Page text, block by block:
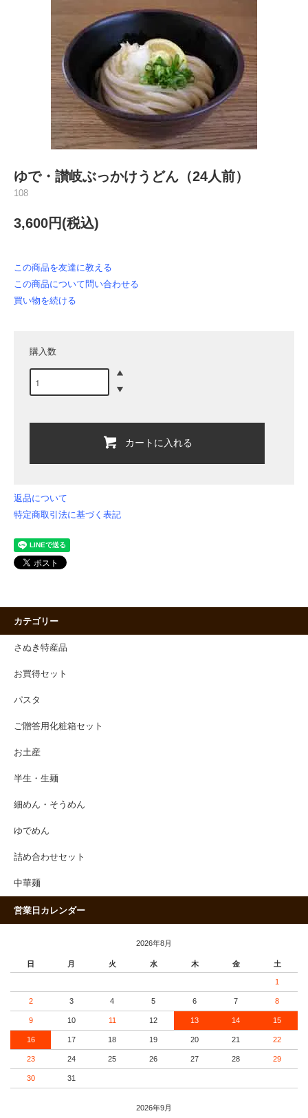
ゆで・讃岐ぶっかけうどん（24人前）
108
3,600円(税込)
この商品を友達に教える
この商品について問い合わせる
買い物を続ける
購入数
カートに入れる
返品について
特定商取引法に基づく表記
カテゴリー
さぬき特産品
お買得セット
パスタ
ご贈答用化粧箱セット
お土産
半生・生麺
細めん・そうめん
ゆでめん
詰め合わせセット
中華麺
営業日カレンダー
2026年8月
日 月 火 水 木 金 土
1
2 3 4 5 6 7 8
9 10 11 12 13 14 15
16 17 18 19 20 21 22
23 24 25 26 27 28 29
30 31
2026年9月